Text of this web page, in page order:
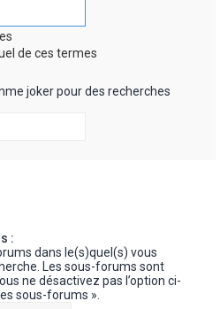
de ces termes
joker pour des recherches
:
dans le(s)quel(s) vous
Les sous-forums sont
ne désactivez pas l’option ci-
sous-forums ».